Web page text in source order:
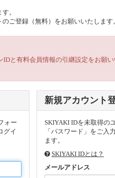
。
ご登録（無料）をお願いいたします
と有料会員情報の引継設定をお願
ォー
グイ
新規アカウント
SKIYAKI IDを未取得の
「パスワード」をご入
ます。
SKIYAKI IDとは？
メールアドレス